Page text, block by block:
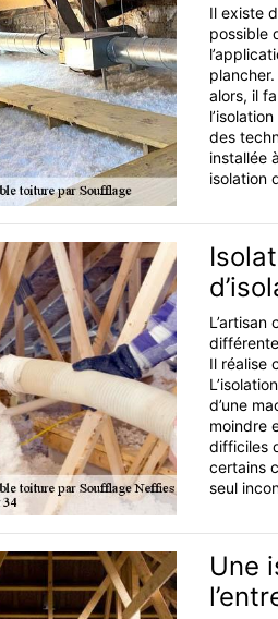
Il existe
possible
alors, il
des
installée
isolation
Il réalise
d’une
moindre
difficiles
certains
seul
Une